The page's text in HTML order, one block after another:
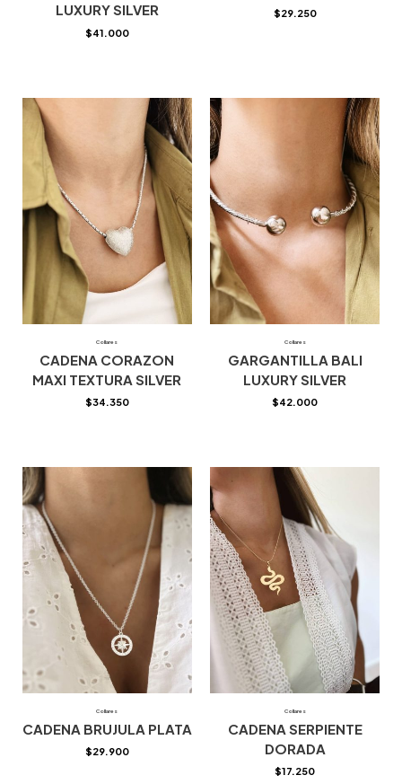
LUXURY SILVER
$41.000
$29.250
Collares
CADENA CORAZON
MAXI TEXTURA SILVER
$34.350
Collares
GARGANTILLA BALI
LUXURY SILVER
$42.000
Collares
CADENA BRUJULA PLATA
$29.900
Collares
CADENA SERPIENTE
DORADA
$17.250